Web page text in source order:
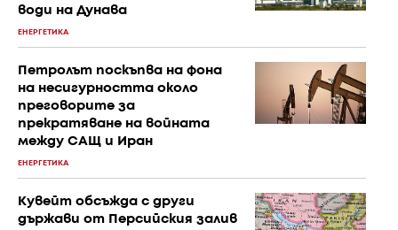
води на Дунава
ЕНЕРГЕТИКА
Петролът поскъпва на фона
на несигурността около
преговорите за
прекратяване на войната
между САЩ и Иран
ЕНЕРГЕТИКА
Кувейт обсъжда с други
държави от Персийския залив